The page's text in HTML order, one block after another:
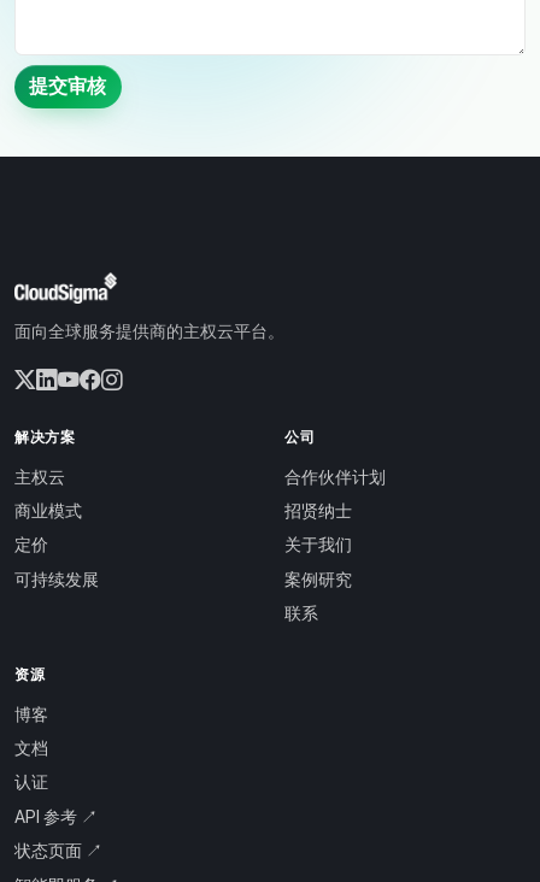
提交审核
面向全球服务提供商的主权云平台。
解决方案
主权云
商业模式
定价
可持续发展
公司
合作伙伴计划
招贤纳士
关于我们
案例研究
联系
资源
博客
文档
认证
API 参考 ↗
状态页面 ↗